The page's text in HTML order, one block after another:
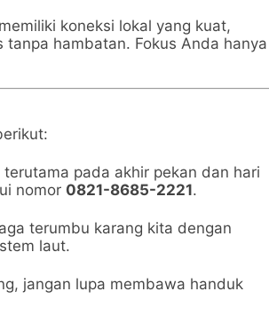
koneksi lokal yang kuat,
hambatan. Fokus Anda hanya
pada akhir pekan dan hari
nomor 0821-8685-2221.
terumbu karang kita dengan
laut.
jangan lupa membawa handuk